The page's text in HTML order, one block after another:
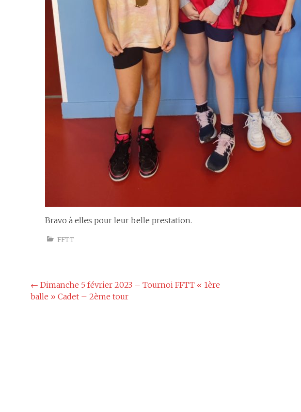
Bravo à elles pour leur belle prestation.
FFTT
Navigation
de
← Dimanche 5 février 2023 – Tournoi FFTT « 1ère
balle » Cadet – 2ème tour